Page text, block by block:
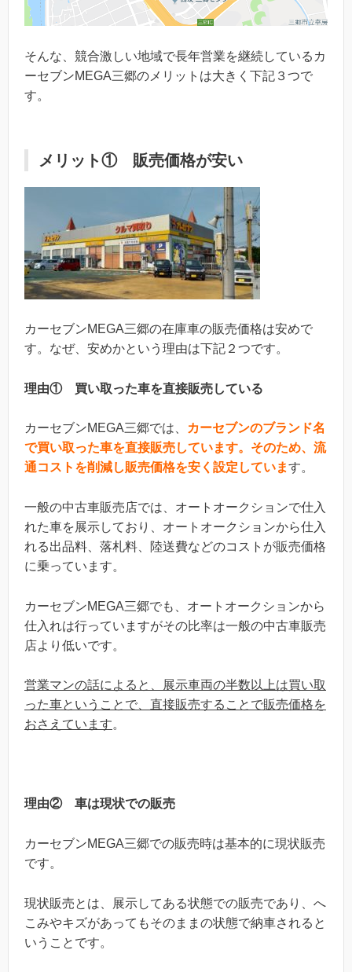
そんな、競合激しい地域で長年営業を継続しているカ
ーセブンMEGA三郷のメリットは大きく下記３つで
す。
メリット① 販売価格が安い
カーセブンMEGA三郷の在庫車の販売価格は安めで
す。なぜ、安めかという理由は下記２つです。
理由① 買い取った車を直接販売している
カーセブンMEGA三郷では、
カーセブンのブランド名
で買い取った車を直接販売しています。そのため、流
通コストを削減し販売価格を安く設定しています。
一般の中古車販売店では、オートオークションで仕入
れた車を展示しており、オートオークションから仕入
れる出品料、落札料、陸送費などのコストが販売価格
に乗っています。
カーセブンMEGA三郷でも、オートオークションから
仕入れは行っていますがその比率は一般の中古車販売
店より低いです。
営業マンの話によると、展示車両の半数以上は買い取
った車ということで、直接販売することで販売価格を
おさえています。
理由② 車は現状での販売
カーセブンMEGA三郷での販売時は基本的に現状販売
です。
現状販売とは、展示してある状態での販売であり、へ
こみやキズがあってもそのままの状態で納車されると
いうことです。